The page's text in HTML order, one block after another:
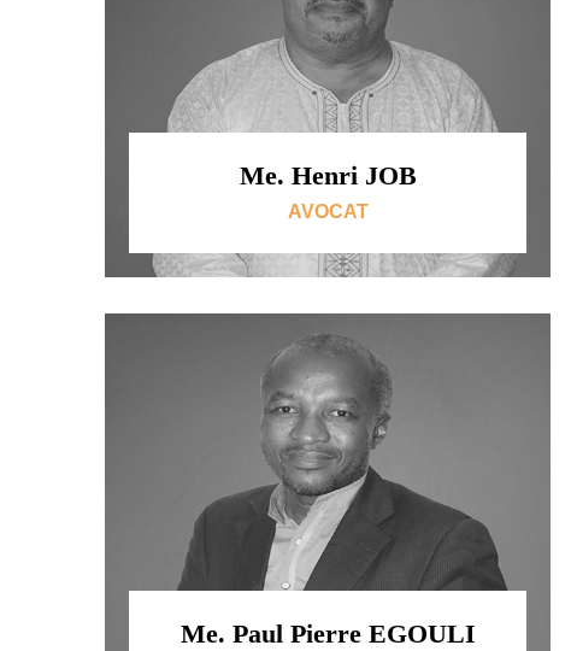
Me. Henri JOB
AVOCAT
Me. Paul Pierre EGOULI